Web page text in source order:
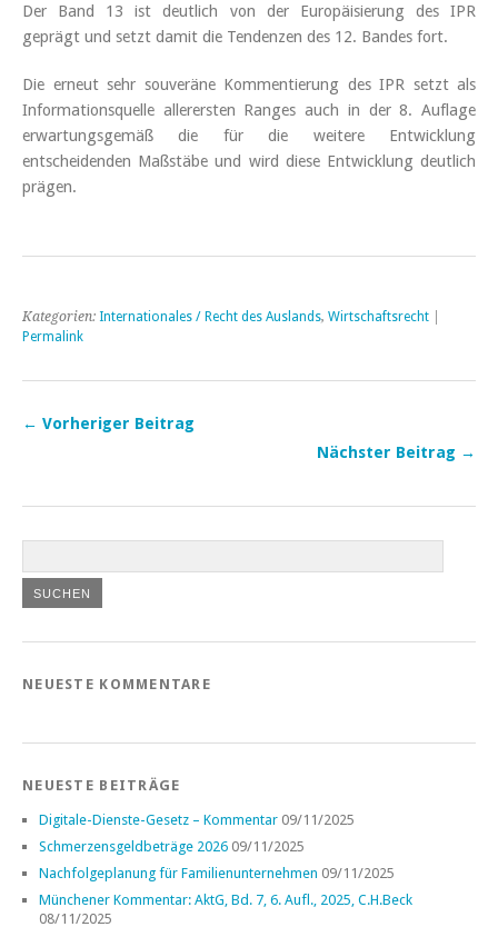
Der Band 13 ist deutlich von der Europäisierung des IPR
geprägt und setzt damit die Tendenzen des 12. Bandes fort.
Die erneut sehr souveräne Kommentierung des IPR setzt als
Informationsquelle allerersten Ranges auch in der 8. Auflage
erwartungsgemäß die für die weitere Entwicklung
entscheidenden Maßstäbe und wird diese Entwicklung deutlich
prägen.
Kategorien: Internationales / Recht des Auslands, Wirtschaftsrecht
Permalink
← Vorheriger Beitrag
Nächster Beitrag →
NEUESTE KOMMENTARE
NEUESTE BEITRÄGE
Digitale-Dienste-Gesetz – Kommentar 09/11/2025
Schmerzensgeldbeträge 2026 09/11/2025
Nachfolgeplanung für Familienunternehmen 09/11/2025
Münchener Kommentar: AktG, Bd. 7, 6. Aufl., 2025, C.H.Beck
08/11/2025